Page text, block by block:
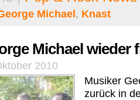
Michael , Knast
Michael wieder
2010
Musiker
zurück in